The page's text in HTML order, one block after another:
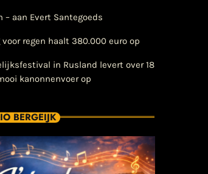
– aan Evert Santegoeds
regen haalt 380.000 euro op
in Rusland levert over 18
kanonnenvoer op
BERGEIJK